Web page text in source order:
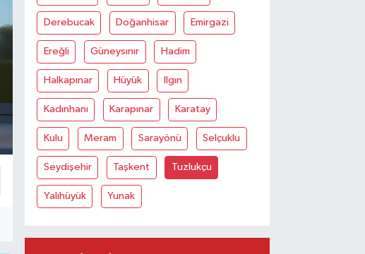
Derebucak Doğanhisar Emirgazi
Ereğli Güneysınır Hadim
Halkapınar Hüyük Ilgın
Kadınhanı Karapınar Karatay
Kulu Meram Sarayönü Selçuklu
Seydişehir Taşkent Tuzlukçu
Yalıhüyük Yunak